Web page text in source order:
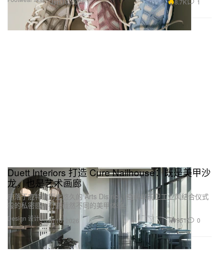
Jan 10, 2026
Design 设计
Duett Interiors 打造 Cure Nailhouse：既是美甲沙
龙，也是艺术画廊
座落于底特律历史悠久的 Arts District，空间以前卫工业风结合仪式
般的私密感，打造截然不同的美甲体验。
Jan 10, 2026 951 0